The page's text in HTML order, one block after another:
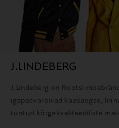
J.LINDEBERG
J.Lindeberg on Rootsi
igapäevarõivad kaasaegse,
tuntud kõrgekvaliteediliste